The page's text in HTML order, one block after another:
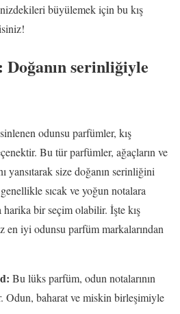
büyülemek için bu kış
serinliğiyle
odunsu parfümler, kış
Bu tür parfümler, ağaçların ve
yansıtarak size doğanın serinliğini
sıcak ve yoğun notalara
harika bir seçim olabilir. İşte kış
en iyi odunsu parfüm markalarından
Bu lüks parfüm, odun notalarının
Odun, baharat ve miskin birleşimiyle